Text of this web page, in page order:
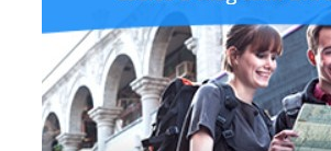
eladásokra mégis a játékkonzolok
számíthatnak.